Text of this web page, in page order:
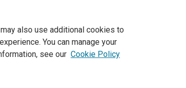
de licence et ses contributeurs. Tout les droits sont réservés,
tout contenu en libre accès, les conditions de licence
also use additional cookies to
You can manage your
see our Cookie Policy